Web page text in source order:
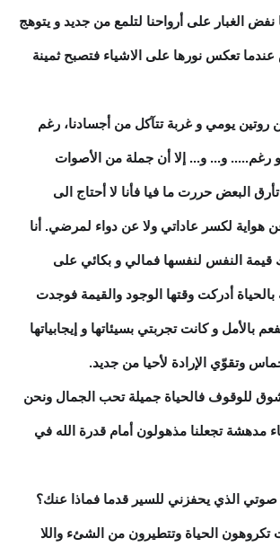
نفض الغبار على أرواحنا لتلمع من جديد و يتوهج
تعكس نورها على الاشياء فتصبح ثمينة
روتين يومي و غربة تتآكل من أجسادنا، رغم
رغم..... و... و... إلا أن جملة من الأصوات
تأرق البعض حررت ما فيا فأنا لا أحتاج الى
هواية لكسر عاداتي ولا عن دواء لمرضي. أنا
قيمة النفس لنفسها فمالي و بكائي على
بالحياة أدركت وقتها الوجود والقيمة فوجدت
و كانت تجربتي بسيئاتها و إيجابياتها
وتقوّي الإرادة لأحيا من جديد.
للوقوف فالحياة جميلة تحب الجمال ونحن
مدهشة تجعلنا مذهولون أمام قدرة الله في
صوتي الذي يحفزني للسير قدما فماذا عنك؟
الحياة وتتطيرون من الشئء واللا